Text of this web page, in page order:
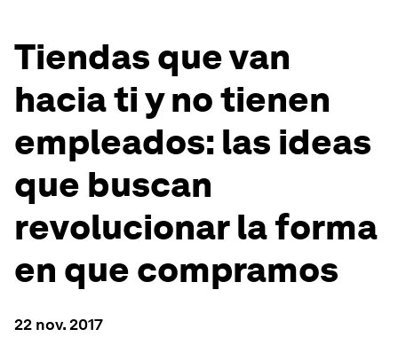
Tiendas que van
hacia ti y no tienen
empleados: las ideas
que buscan
revolucionar la forma
en que compramos
22 nov. 2017